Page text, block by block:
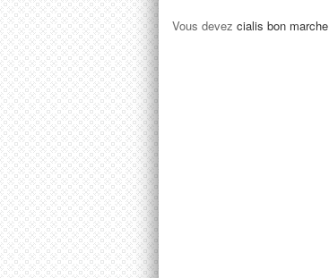
Vous devez cialis bon marche